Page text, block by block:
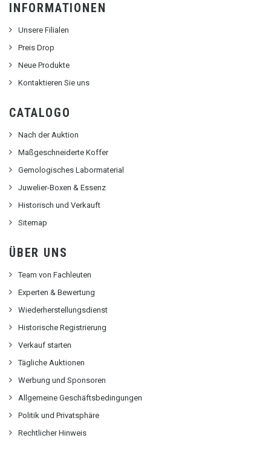
INFORMATIONEN
Unsere Filialen
Preis Drop
Neue Produkte
Kontaktieren Sie uns
CATALOGO
Nach der Auktion
Maßgeschneiderte Koffer
Gemologisches Labormaterial
Juwelier-Boxen & Essenz
Historisch und Verkauft
Sitemap
ÜBER UNS
Team von Fachleuten
Experten & Bewertung
Wiederherstellungsdienst
Historische Registrierung
Verkauf starten
Tägliche Auktionen
Werbung und Sponsoren
Allgemeine Geschäftsbedingungen
Politik und Privatsphäre
Rechtlicher Hinweis